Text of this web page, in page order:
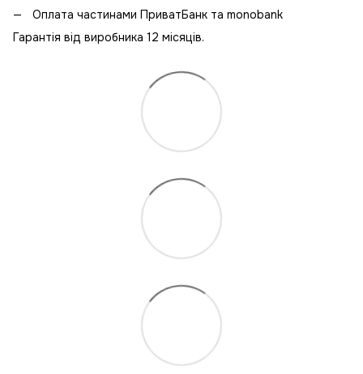
Оплата частинами ПриватБанк та monobank
Гарантія від виробника 12 місяців.